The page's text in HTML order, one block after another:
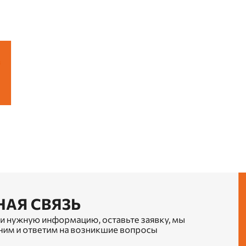
СВЯЗЬ
нужную информацию, оставьте заявку, мы
и ответим на возникшие вопросы